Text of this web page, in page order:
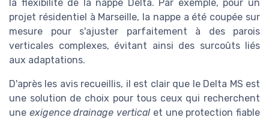
la flexibilité de la nappe Delta. Par exemple, pour un
projet résidentiel à Marseille, la nappe a été coupée sur
mesure pour s'ajuster parfaitement à des parois
verticales complexes, évitant ainsi des surcoûts liés
aux adaptations.
D'après les avis recueillis, il est clair que le Delta MS est
une solution de choix pour tous ceux qui recherchent
une exigence drainage vertical et une protection fiable